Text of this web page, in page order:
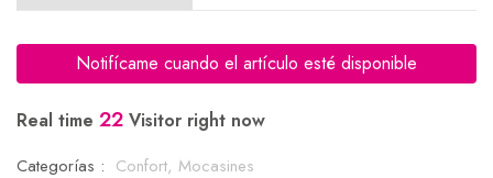
Notifícame cuando el artículo esté disponible
Real time 22 Visitor right now
Categorías : Confort, Mocasines